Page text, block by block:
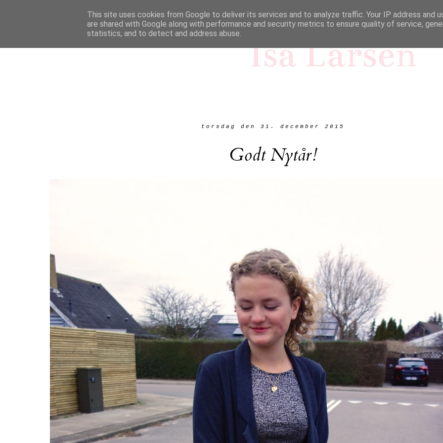
Isa Larsen
torsdag den 31. december 2015
Godt Nytår!
This site uses cookies from Google to deliver its services and to analyze traffic. Your IP address and
are shared with Google along with performance and security metrics to ensure quality of service,
statistics, and to detect and address abuse.